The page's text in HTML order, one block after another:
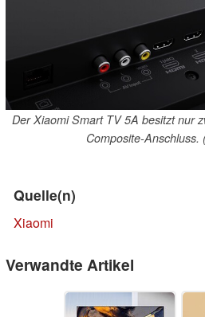
Der Xiaomi Smart TV 5A besitzt nur
Composite-Anschluss.
Quelle(n)
Xiaomi
Verwandte Artikel